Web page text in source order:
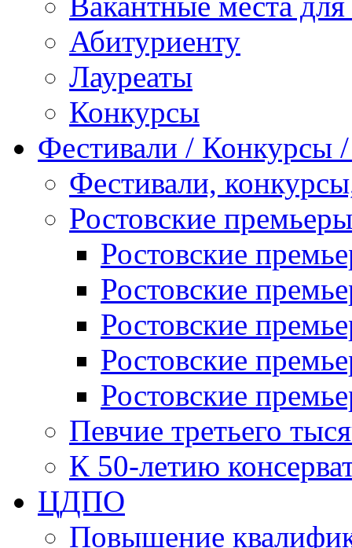
Абитуриенту
Лауреаты
Конкурсы
Фестивали / Конкурсы
Фестивали,
Ростовские премьеры
Ростовские
Ростовские
Ростовские
Ростовские
Ростовские
Певчие третьего
К 50-летию
ЦДПО
Повышение